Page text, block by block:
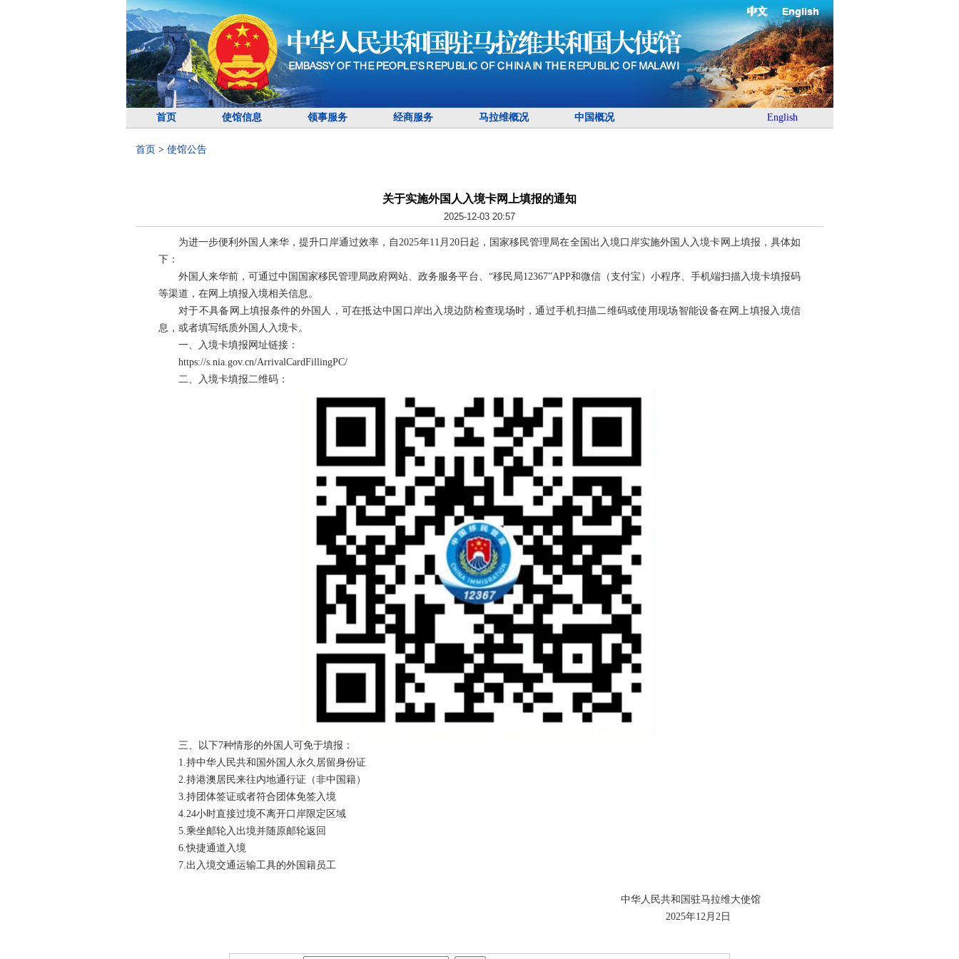
English
中文
首页 使馆信息 领事服务 经商服务 马拉维概况 中国概况 English
首页 > 使馆公告
关于实施外国人入境卡网上填报的通知
2025-12-03 20:57
为进一步便利外国人来华，提升口岸通过效率，自2025年11月20日起，国家移民管理局在全国出入境口岸实施外国人入境卡网上填报，具体如
下：
外国人来华前，可通过中国国家移民管理局政府网站、政务服务平台、“移民局12367”APP和微信（支付宝）小程序、手机端扫描入境卡填报码
等渠道，在网上填报入境相关信息。
对于不具备网上填报条件的外国人，可在抵达中国口岸出入境边防检查现场时，通过手机扫描二维码或使用现场智能设备在网上填报入境信
息，或者填写纸质外国人入境卡。
一、入境卡填报网址链接：
https://s.nia.gov.cn/ArrivalCardFillingPC/
二、入境卡填报二维码：
三、以下7种情形的外国人可免于填报：
1.持中华人民共和国外国人永久居留身份证
2.持港澳居民来往内地通行证（非中国籍）
3.持团体签证或者符合团体免签入境
4.24小时直接过境不离开口岸限定区域
5.乘坐邮轮入出境并随原邮轮返回
6.快捷通道入境
7.出入境交通运输工具的外国籍员工
中华人民共和国驻马拉维大使馆
2025年12月2日